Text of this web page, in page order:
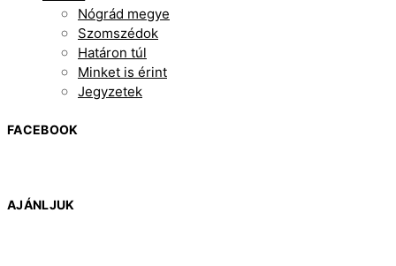
Nógrád megye
Szomszédok
Határon túl
Minket is érint
Jegyzetek
FACEBOOK
AJÁNLJUK